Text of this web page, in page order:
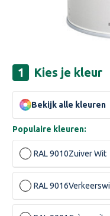
Kies je kleur
Populaire kleuren:
RAL 9010Zuiver Wit
RAL 9016
Bekijk alle kleuren